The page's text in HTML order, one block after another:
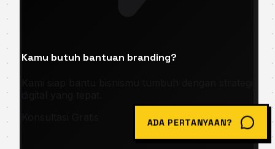
Kamu butuh bantuan branding?
ADA PERTANYAAN?